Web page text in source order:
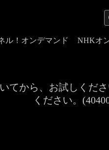
ル！オンデマンド NHKオ
てから、お試しくだ
ください。